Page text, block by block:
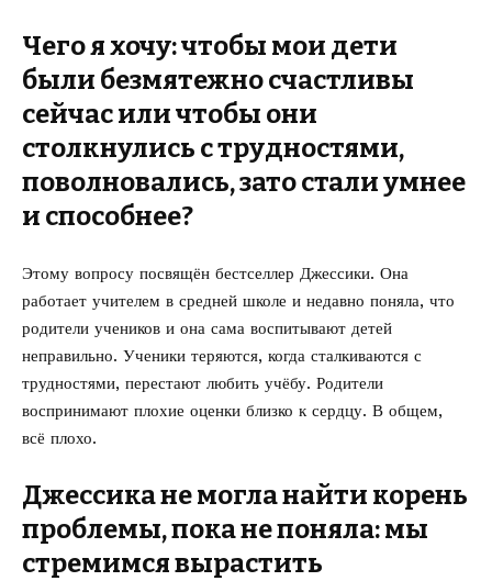
Чего я хочу: чтобы мои дети
были безмятежно счастливы
сейчас или чтобы они
столкнулись с трудностями,
поволновались, зато стали умнее
и способнее?
Этому вопросу посвящён бестселлер Джессики. Она
работает учителем в средней школе и недавно поняла, что
родители учеников и она сама воспитывают детей
неправильно. Ученики теряются, когда сталкиваются с
трудностями, перестают любить учёбу. Родители
воспринимают плохие оценки близко к сердцу. В общем,
всё плохо.
Джессика не могла найти корень
проблемы, пока не поняла: мы
стремимся вырастить